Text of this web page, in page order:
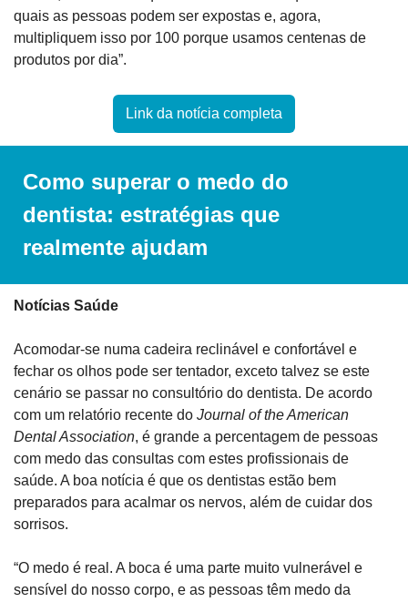
quais as pessoas podem ser expostas e, agora,
multipliquem isso por 100 porque usamos centenas de
produtos por dia”.
Link da notícia completa
Como superar o medo do
dentista: estratégias que
realmente ajudam
Notícias Saúde
Acomodar-se numa cadeira reclinável e confortável e
fechar os olhos pode ser tentador, exceto talvez se este
cenário se passar no consultório do dentista. De acordo
com um relatório recente do Journal of the American
Dental Association, é grande a percentagem de pessoas
com medo das consultas com estes profissionais de
saúde. A boa notícia é que os dentistas estão bem
preparados para acalmar os nervos, além de cuidar dos
sorrisos.
“O medo é real. A boca é uma parte muito vulnerável e
sensível do nosso corpo, e as pessoas têm medo da